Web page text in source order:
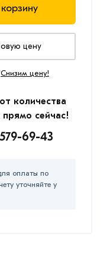
цену
Снизим цену!
количества
прямо сейчас!
69-43
оплаты по
уточняйте у